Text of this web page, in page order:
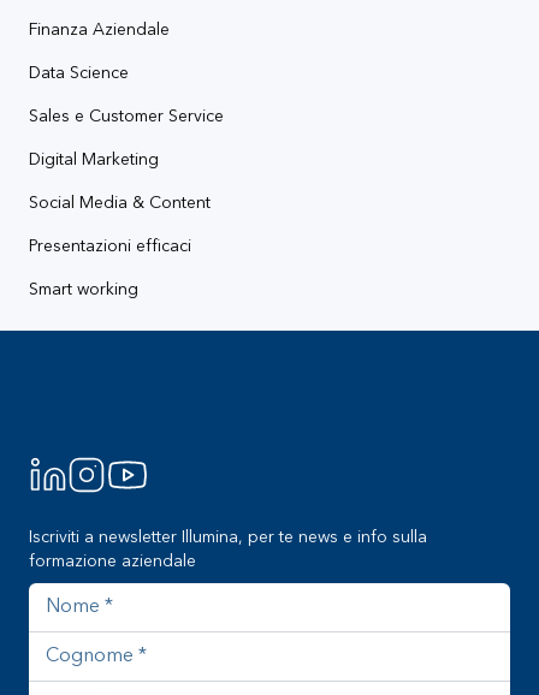
Finanza Aziendale
Data Science
Sales e Customer Service
Digital Marketing
Social Media & Content
Presentazioni efficaci
Smart working
Iscriviti a newsletter Illumina, per te news e info sulla
formazione aziendale
Nome
Cognome
Azienda
Indirizzo email